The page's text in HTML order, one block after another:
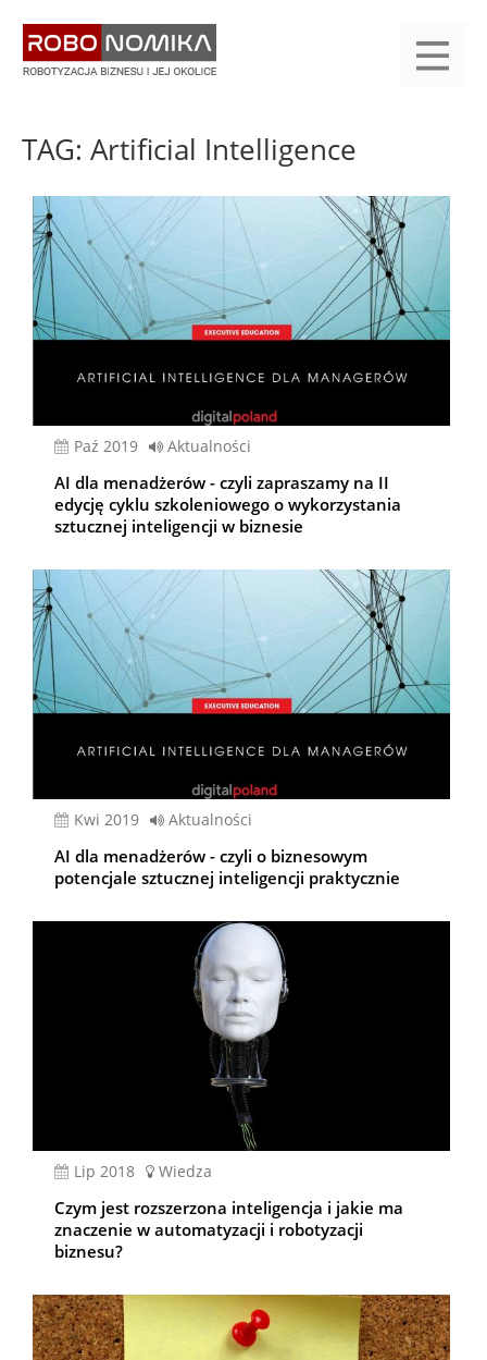
treści
yasne
main
menu
TAG: Artificial Intelligence
paź 2019 Aktualności
AI dla menadżerów - czyli zapraszamy na II
edycję cyklu szkoleniowego o wykorzystania
sztucznej inteligencji w biznesie
kwi 2019 Aktualności
AI dla menadżerów - czyli o biznesowym
potencjale sztucznej inteligencji praktycznie
lip 2018 Wiedza
Czym jest rozszerzona inteligencja i jakie ma
znaczenie w automatyzacji i robotyzacji
biznesu?